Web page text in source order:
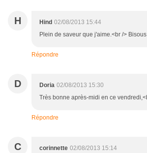
H Hind 02/08/2013 15:44
Plein de saveur que j'aime.<br /> Bisous
Répondre
D Doria 02/08/2013 15:30
Très bonne après-midi en ce
Répondre
C corinnette 02/08/2013 15:14